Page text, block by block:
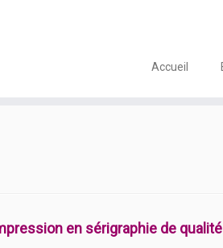
Accueil
en sérigraphie de